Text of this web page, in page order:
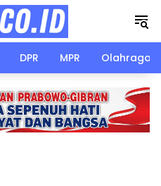
DPR MPR Olahraga